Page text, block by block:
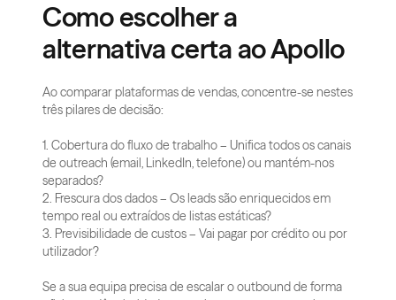
Como escolher a
alternativa certa ao Apollo
Ao comparar plataformas de vendas, concentre-se nestes
três pilares de decisão:
1. Cobertura do fluxo de trabalho – Unifica todos os canais
de outreach (email, LinkedIn, telefone) ou mantém-nos
separados?
2. Frescura dos dados – Os leads são enriquecidos em
tempo real ou extraídos de listas estáticas?
3. Previsibilidade de custos – Vai pagar por crédito ou por
utilizador?
Se a sua equipa precisa de escalar o outbound de forma